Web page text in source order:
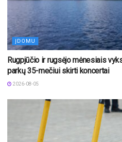
ĮDOMU
Rugpjūčio ir rugsėjo mėnesiais
parkų 35-mečiui skirti koncertai
2026-08-05